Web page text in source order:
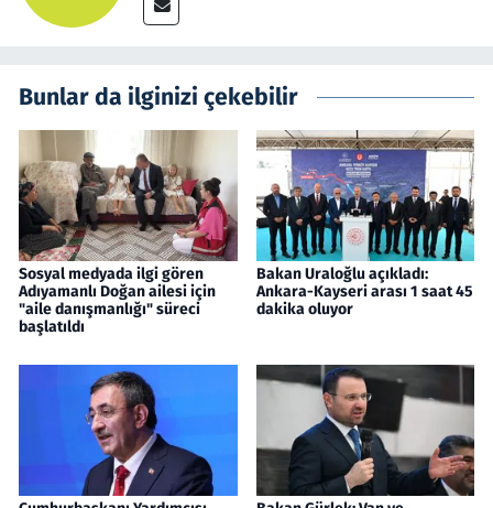
Bunlar da ilginizi çekebilir
Sosyal medyada ilgi gören
Adıyamanlı Doğan ailesi için
"aile danışmanlığı" süreci
başlatıldı
Bakan Uraloğlu açıkladı:
Ankara-Kayseri arası 1 saat 45
dakika oluyor